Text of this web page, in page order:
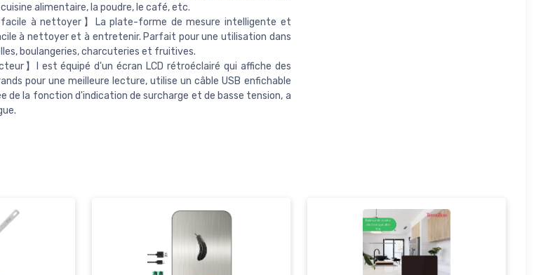
alimentaire, la poudre, le café, etc.
facile à nettoyer】La plate-forme de mesure intelligente et
à nettoyer et à entretenir. Parfait pour une utilisation dans
boulangeries, charcuteries et fruitives.
】l est équipé d'un écran LCD rétroéclairé qui affiche des
pour une meilleure lecture, utilise un câble USB enfichable
de la fonction d'indication de surcharge et de basse tension, a